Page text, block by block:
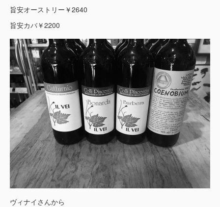
旨安オーストリー￥2640
旨安カバ￥2200
ヴィナイさんから